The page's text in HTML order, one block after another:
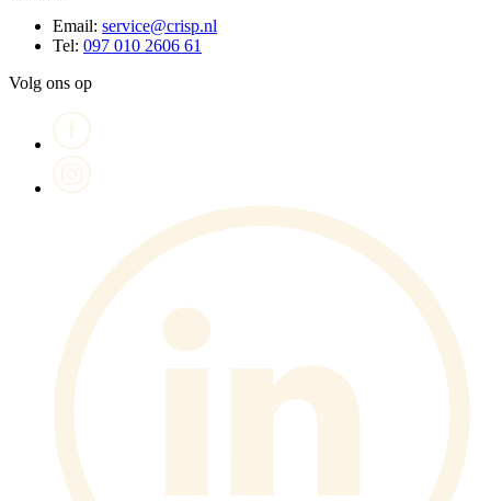
Email: service@crisp.nl
Tel: 097 010 2606 61
Volg ons op